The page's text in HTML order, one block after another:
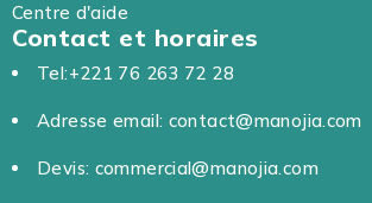
Centre d'aide
Contact et horaires
Tel:+221 76 263 72 28
Adresse email: contact@manojia.com
Devis: commercial@manojia.com